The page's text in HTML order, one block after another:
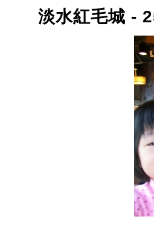
淡水紅毛城 -